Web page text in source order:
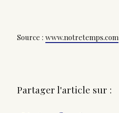
Source : www.notretemps.com